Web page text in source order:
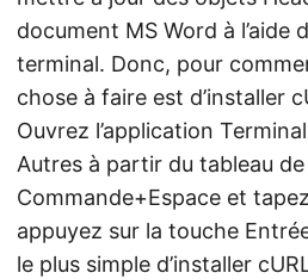
document MS Word à l’aide
terminal. Donc, pour
chose à faire est d’installer
Ouvrez l’application
Autres à partir du tableau
Commande+Espace et
appuyez sur la touche
le plus simple d’installer